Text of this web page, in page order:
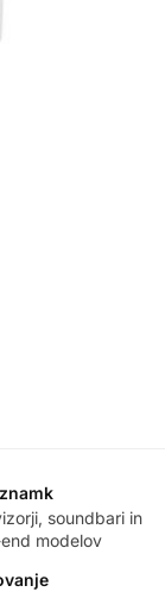
soundbari in
modelov